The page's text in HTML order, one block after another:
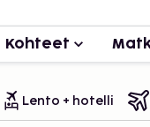
Kohteet
Lento + hotelli